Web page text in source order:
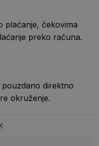
plaćanje, čekovima
preko računa.
direktno
okruženje.